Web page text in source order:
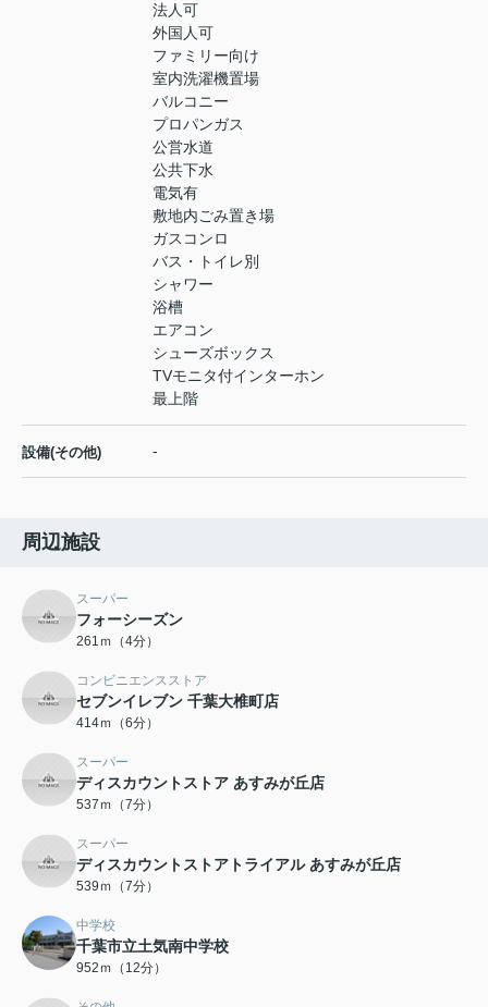
法人可
外国人可
ファミリー向け
室内洗濯機置場
バルコニー
プロパンガス
公営水道
公共下水
電気有
敷地内ごみ置き場
ガスコンロ
バス・トイレ別
シャワー
浴槽
エアコン
シューズボックス
TVモニタ付インターホン
最上階
設備(その他) -
周辺施設
スーパー
フォーシーズン
261ｍ（4分）
コンビニエンスストア
セブンイレブン 千葉大椎町店
414ｍ（6分）
スーパー
ディスカウントストア あすみが丘店
537ｍ（7分）
スーパー
ディスカウントストアトライアル あすみが丘店
539ｍ（7分）
中学校
千葉市立土気南中学校
952ｍ（12分）